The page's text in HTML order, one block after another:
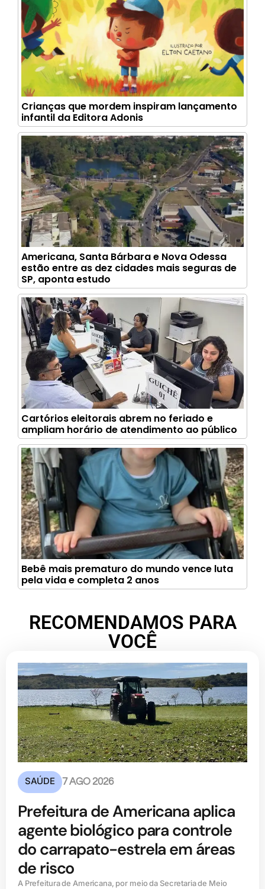
Crianças que mordem inspiram lançamento
infantil da Editora Adonis
Americana, Santa Bárbara e Nova Odessa
estão entre as dez cidades mais seguras de
SP, aponta estudo
Cartórios eleitorais abrem no feriado e
ampliam horário de atendimento ao público
Bebê mais prematuro do mundo vence luta
pela vida e completa 2 anos
RECOMENDAMOS PARA
VOCÊ
SAÚDE 7 AGO 2026
Prefeitura de Americana aplica
agente biológico para controle
do carrapato-estrela em áreas
de risco
A Prefeitura de Americana, por meio da Secretaria de Meio